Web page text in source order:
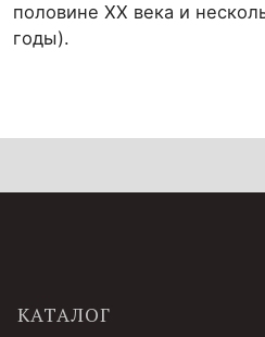
половине XX века и
годы).
КАТАЛОГ